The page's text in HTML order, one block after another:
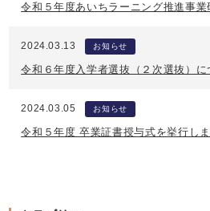
令和５年度あいちラーニング推進事業
2024.03.13 お知らせ
令和６年度入学者選抜（２次選抜）に
2024.03.05 お知らせ
令和５年度 卒業証書授与式を挙行し